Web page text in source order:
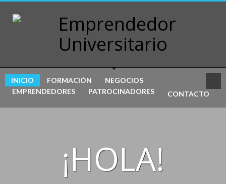
INICIO FORMACIÓN
NEGOCIOS
EMPRENDEDORES
PATROCINADORES CONTACTO
¡HOLA!